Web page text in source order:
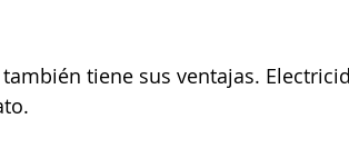
tiene sus ventajas.